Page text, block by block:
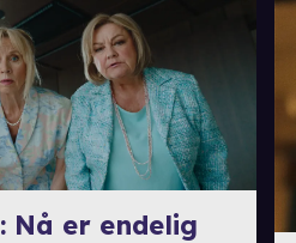
Nå er endelig